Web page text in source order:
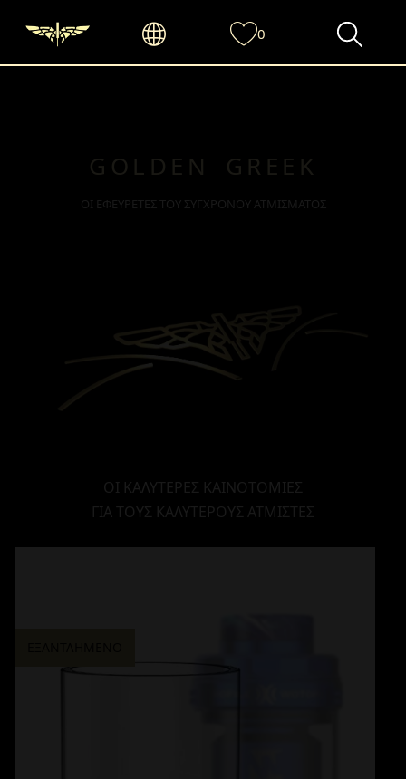
GOLDEN GREEK
ΟΙ ΕΦΕΥΡΕΤΕΣ ΤΟΥ ΣΥΓΧΡΟΝΟΥ ΑΤΜΙΣΜΑΤΟΣ
ΟΙ ΚΑΛΥΤΕΡΕΣ ΚΑΙΝΟΤΟΜΙΕΣ
ΓΙΑ ΤΟΥΣ ΚΑΛΥΤΕΡΟΥΣ ΑΤΜΙΣΤΕΣ
0